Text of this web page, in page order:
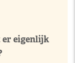
er eigenlijk